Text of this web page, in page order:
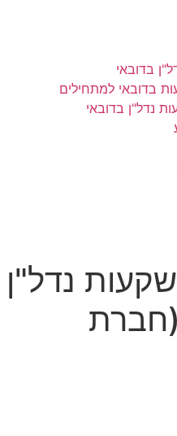
בדובאי
בדובאי למתחילים
נדל"ן בדובאי
נדל"ן
(חברת